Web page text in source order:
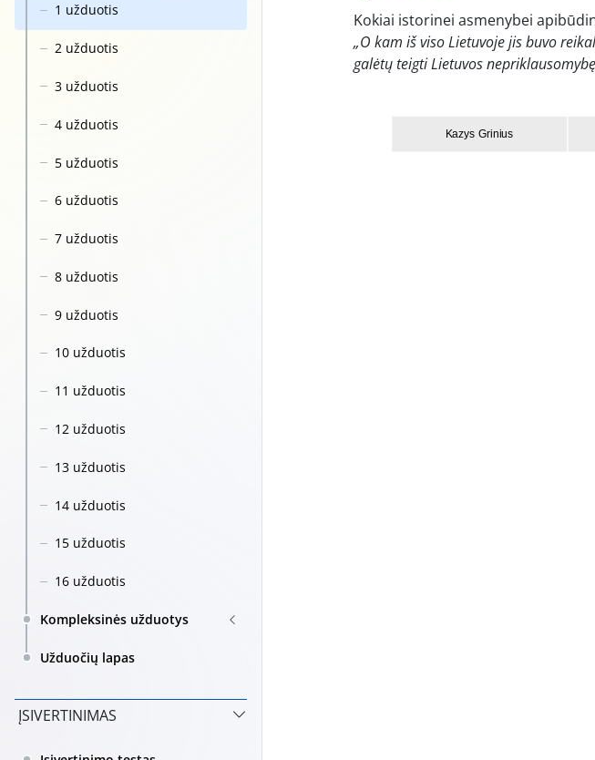
1 užduotis
2 užduotis
3 užduotis
4 užduotis
5 užduotis
6 užduotis
7 užduotis
8 užduotis
9 užduotis
10 užduotis
11 užduotis
12 užduotis
13 užduotis
14 užduotis
15 užduotis
16 užduotis
Kompleksinės užduotys
Užduočių lapas
ĮSIVERTINIMAS
Kokiai istorinei asmenybei
„O kam iš viso Lietuvoje jis buvo
galėtų teigti Lietuvos